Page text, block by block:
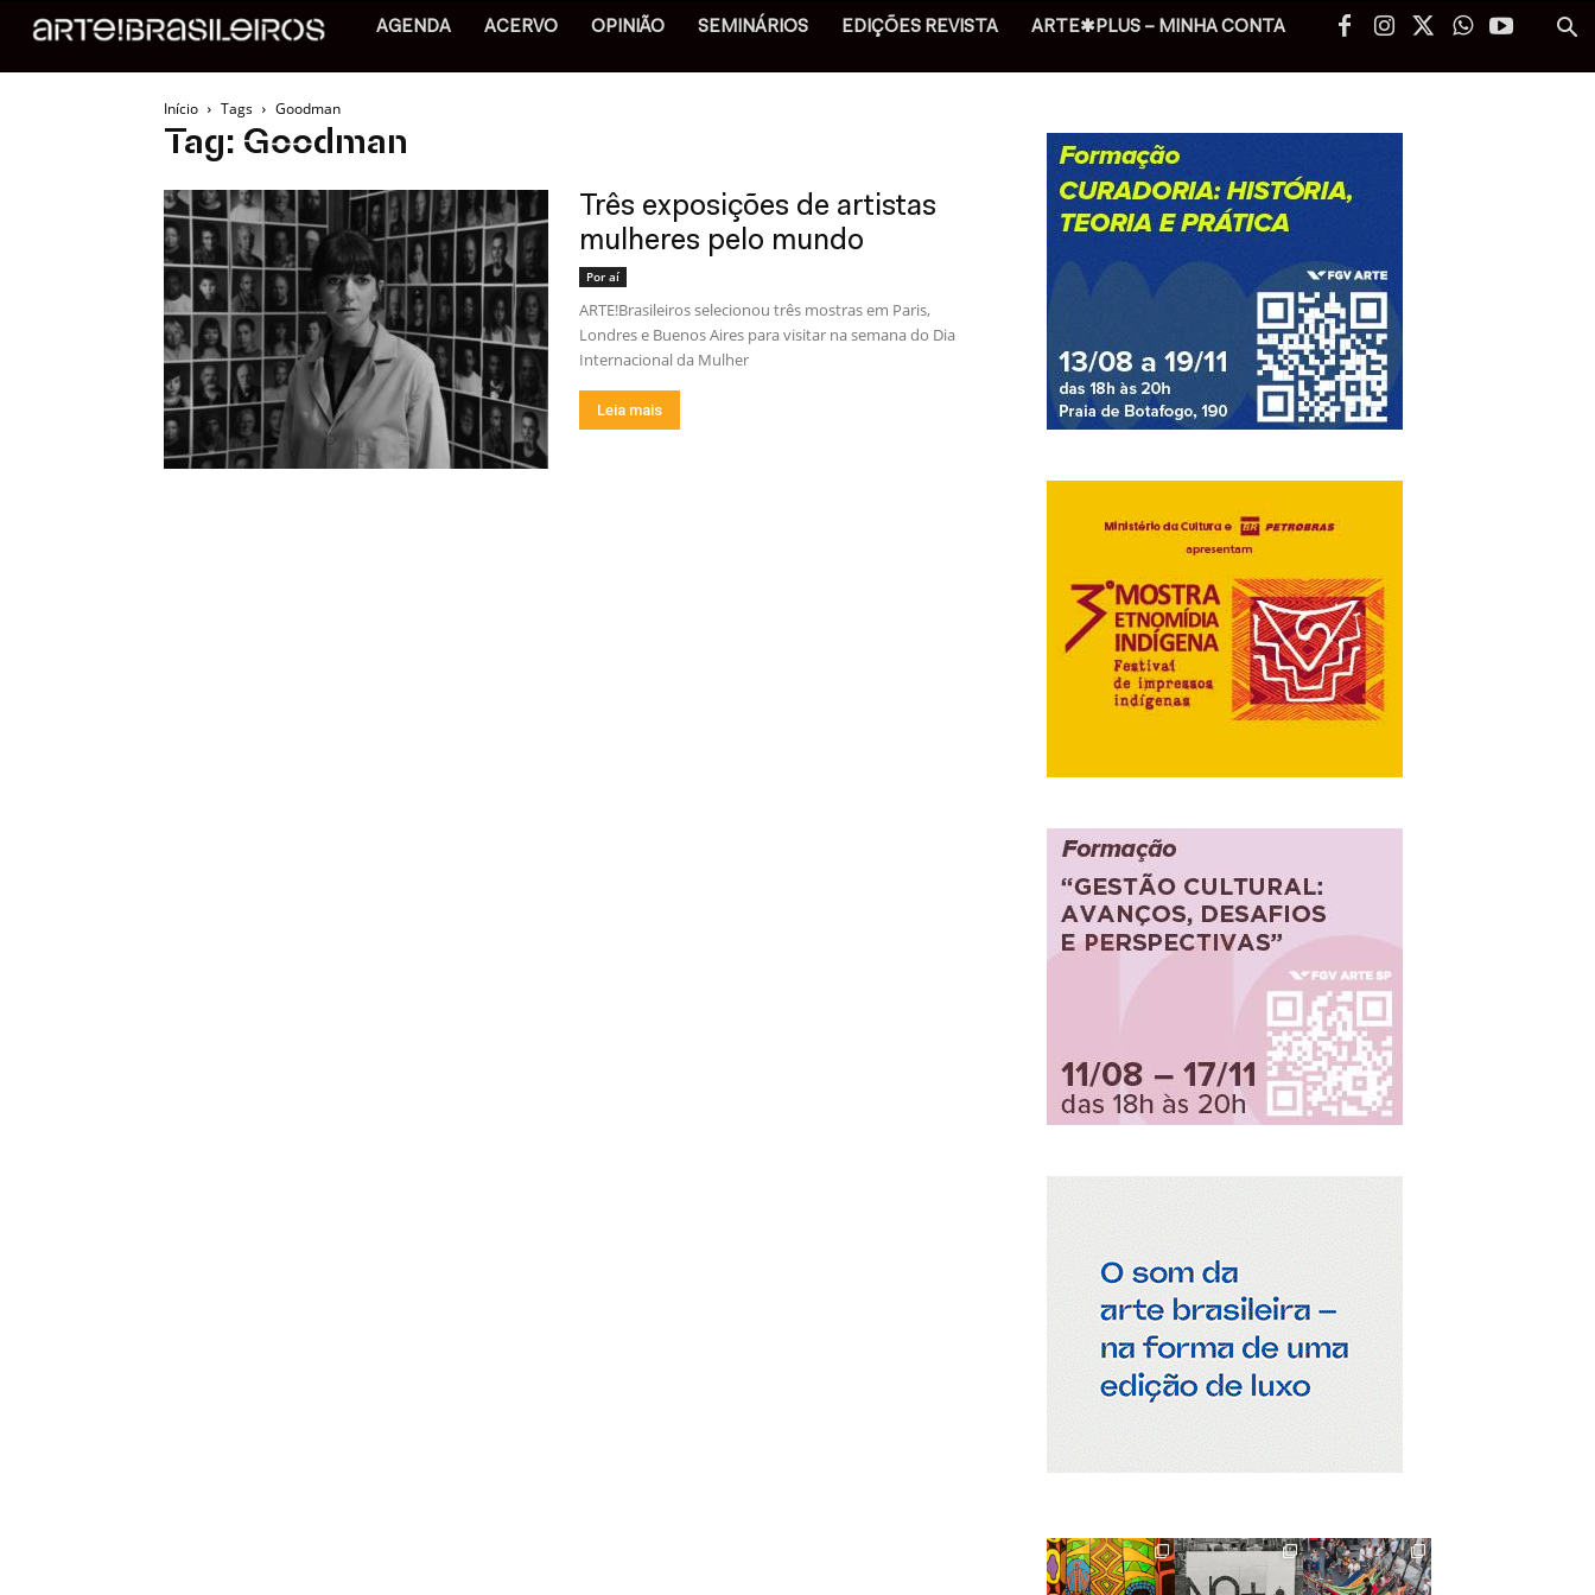
AGENDA ACERVO OPINIÃO SEMINÁRIOS EDIÇÕES REVISTA ARTE✱PLUS – MINHA CONTA
Início Tags Goodman
Tag: Goodman
Três exposições de artistas
mulheres pelo mundo
Por aí
ARTE!Brasileiros selecionou três mostras em Paris,
Londres e Buenos Aires para visitar na semana do Dia
Internacional da Mulher
Leia mais